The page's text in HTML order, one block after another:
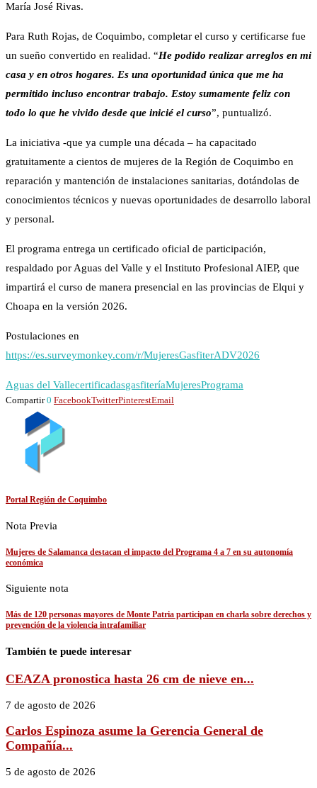
María José Rivas.
Para Ruth Rojas, de Coquimbo, completar el curso y certificarse fue
un sueño convertido en realidad. “He podido realizar arreglos en mi
casa y en otros hogares. Es una oportunidad única que me ha
permitido incluso encontrar trabajo. Estoy sumamente feliz con
todo lo que he vivido desde que inicié el curso”, puntualizó.
La iniciativa -que ya cumple una década – ha capacitado
gratuitamente a cientos de mujeres de la Región de Coquimbo en
reparación y mantención de instalaciones sanitarias, dotándolas de
conocimientos técnicos y nuevas oportunidades de desarrollo laboral
y personal.
El programa entrega un certificado oficial de participación,
respaldado por Aguas del Valle y el Instituto Profesional AIEP, que
impartirá el curso de manera presencial en las provincias de Elqui y
Choapa en la versión 2026.
Postulaciones en
https://es.surveymonkey.com/r/MujeresGasfiterADV2026
Aguas del VallecertificadasgasfiteríaMujeresPrograma
Compartir 0 FacebookTwitterPinterestEmail
Portal Región de Coquimbo
Nota Previa
Mujeres de Salamanca destacan el impacto del Programa 4 a 7 en su autonomía
económica
Siguiente nota
Más de 120 personas mayores de Monte Patria participan en charla sobre derechos y
prevención de la violencia intrafamiliar
También te puede interesar
CEAZA pronostica hasta 26 cm de nieve en...
7 de agosto de 2026
Carlos Espinoza asume la Gerencia General de
Compañía...
5 de agosto de 2026